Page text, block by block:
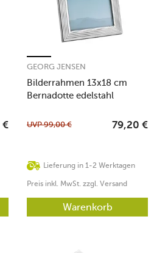
€
Bilderrahmen 13x18 cm
Bernadotte edelstahl
GEORG JENSEN
Lieferung in 1-2 Werktagen
UVP99,00 € 79,20 €
Preis inkl. MwSt. zzgl. Versand
Warenkorb